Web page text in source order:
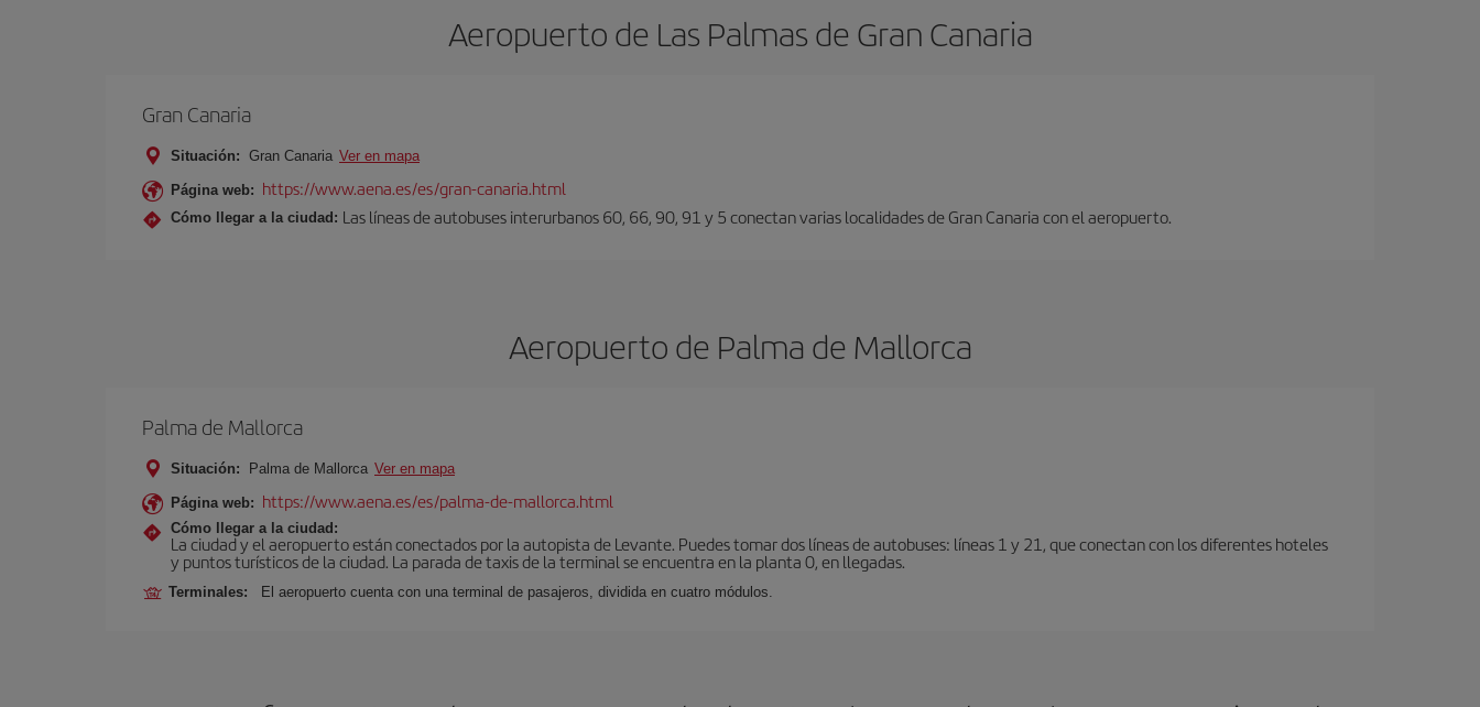
Aeropuerto de Las Palmas de Gran Canaria
Gran Canaria
Situación: Gran Canaria Ver en mapa
Página web: https://www.aena.es/es/gran-canaria.html
Cómo llegar a la ciudad: Las líneas de autobuses interurbanos 60, 66, 90, 91 y 5 conectan varias localidades de Gran Canaria con el aeropuerto.
Aeropuerto de Palma de Mallorca
Palma de Mallorca
Situación: Palma de Mallorca Ver en mapa
Página web: https://www.aena.es/es/palma-de-mallorca.html
Cómo llegar a la ciudad:
La ciudad y el aeropuerto están conectados por la autopista de Levante. Puedes tomar dos líneas de autobuses: líneas 1 y 21, que conectan con los diferentes hoteles
y puntos turísticos de la ciudad. La parada de taxis de la terminal se encuentra en la planta 0, en llegadas.
Terminales: El aeropuerto cuenta con una terminal de pasajeros, dividida en cuatro módulos.